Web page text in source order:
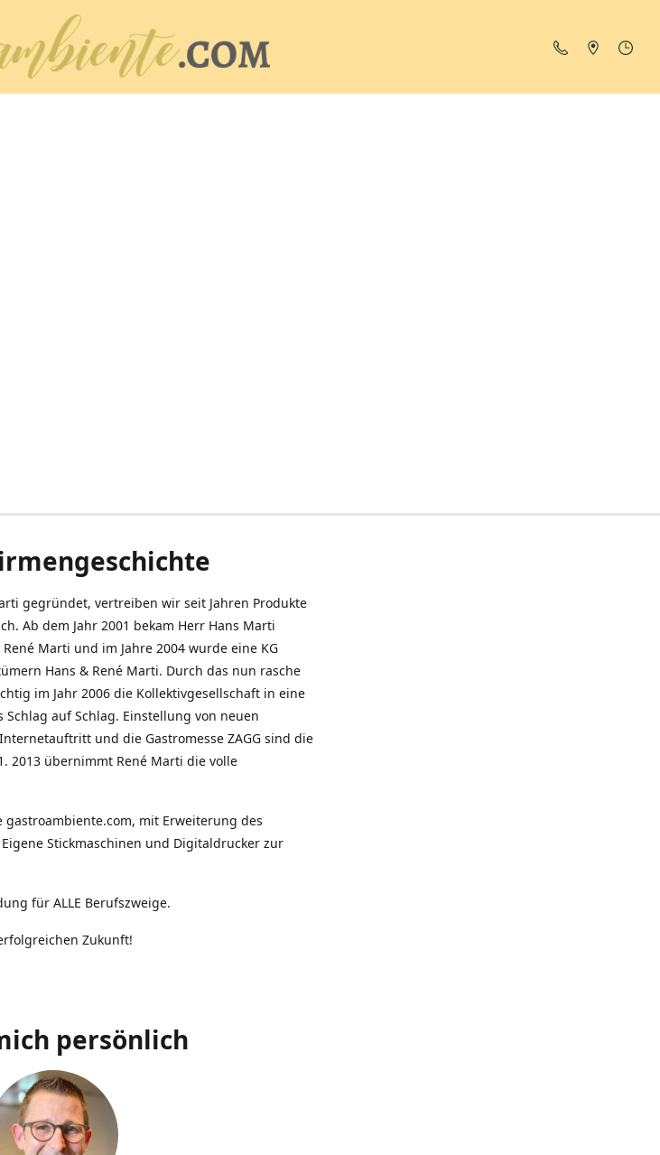
gegründet, vertreiben wir seit Jahren Produkte
Ab dem Jahr 2001 bekam Herr Hans Marti
Marti und im Jahre 2004 wurde eine KG
Hans & René Marti. Durch das nun rasche
im Jahr 2006 die Kollektivgesellschaft in eine
auf Schlag. Einstellung von neuen
und die Gastromesse ZAGG sind die
2013 übernimmt René Marti die volle
gastroambiente.com, mit Erweiterung des
Stickmaschinen und Digitaldrucker zur
für ALLE Berufszweige.
Zukunft!
persönlich